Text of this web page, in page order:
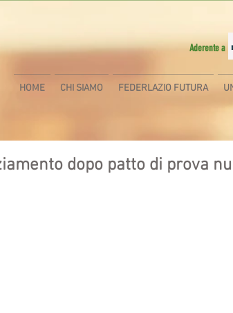
Aderente a
HOME CHI SIAMO FEDERLAZIO FUTURA
dopo patto di prova